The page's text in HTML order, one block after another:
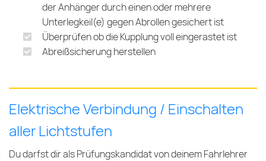
der Anhänger durch einen oder mehrere
Unterlegkeil(e) gegen Abrollen gesichert ist
Überprüfen ob die Kupplung voll eingerastet ist
Abreißsicherung herstellen
Elektrische Verbindung / Einschalten
aller Lichtstufen
Du darfst dir als Prüfungskandidat von deinem Fahrlehrer